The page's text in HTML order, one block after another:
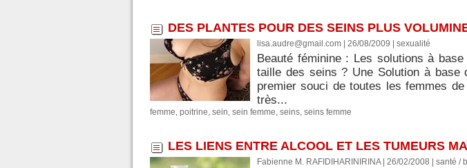
DES PLANTES POUR DES SEINS PLUS
lisa.audre@gmail.com | 26/08/2009 sexualité
Beauté féminine : Les solutions à
taille des seins ? Une Solution à base
premier souci de toutes les femmes
très...
femme, poitrine, sein, sein femme, seins, seins femme
LES LIENS ENTRE ALCOOL ET LES TUMEURS
Fabienne M. RAFIDIHARINIRINA | 26/02/2008 santé /